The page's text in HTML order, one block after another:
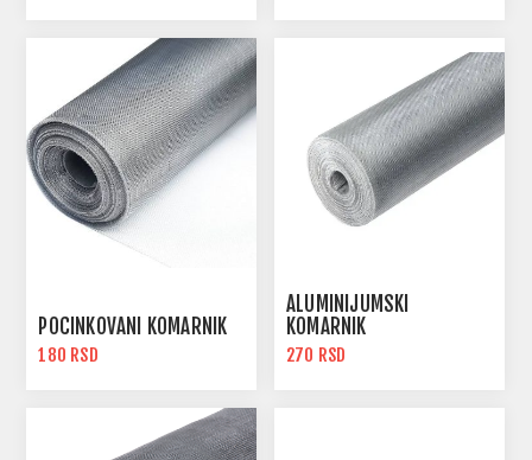
POCINKOVANI KOMARNIK
180 RSD
ALUMINIJUMSKI
KOMARNIK
270 RSD